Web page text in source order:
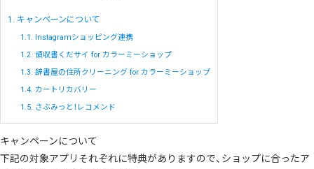
1. キャンペーンについて
1.1. Instagramショッピング連携
1.2. 領収書くだサイ for カラーミーショップ
1.3. 辞書屋の住所クリーニング for カラーミーショップ
1.4. カートリカバリー
1.5. さぶみっと！レコメンド
キャンペーンについて
下記の対象アプリそれぞれに特典がありますので、ショップに合ったア